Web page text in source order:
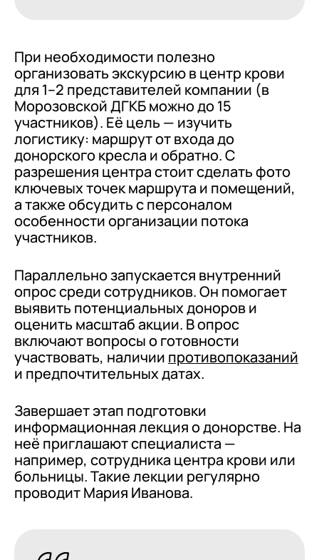
При необходимости полезно
организовать экскурсию в центр крови
для 1–2 представителей компании (в
Морозовской ДГКБ можно до 15
участников). Её цель — изучить
логистику: маршрут от входа до
донорского кресла и обратно. С
разрешения центра стоит сделать фото
ключевых точек маршрута и помещений,
а также обсудить с персоналом
особенности организации потока
участников.
Параллельно запускается внутренний
опрос среди сотрудников. Он помогает
выявить потенциальных доноров и
оценить масштаб акции. В опрос
включают вопросы о готовности
участвовать, наличии противопоказаний
и предпочтительных датах.
Завершает этап подготовки
информационная лекция о донорстве. На
неё приглашают специалиста —
например, сотрудника центра крови или
больницы. Такие лекции регулярно
проводит Мария Иванова.